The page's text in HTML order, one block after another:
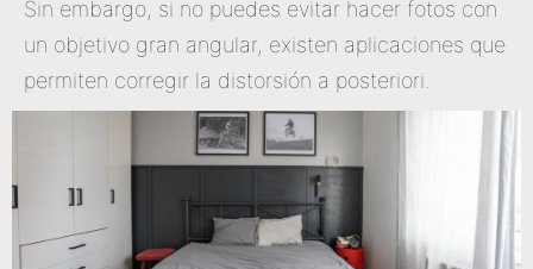
Sin embargo, si no puedes evitar hacer fotos con
un objetivo gran angular, existen aplicaciones que
permiten corregir la distorsión a posteriori.